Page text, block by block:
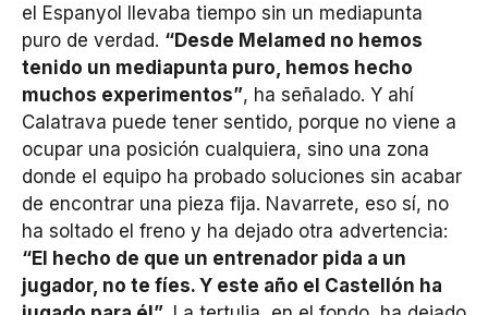
el Espanyol llevaba tiempo sin un mediapunta
puro de verdad. “Desde Melamed no hemos
tenido un mediapunta puro, hemos hecho
muchos experimentos”, ha señalado. Y ahí
Calatrava puede tener sentido, porque no viene a
ocupar una posición cualquiera, sino una zona
donde el equipo ha probado soluciones sin acabar
de encontrar una pieza fija. Navarrete, eso sí, no
ha soltado el freno y ha dejado otra advertencia:
“El hecho de que un entrenador pida a un
jugador, no te fíes. Y este año el Castellón ha